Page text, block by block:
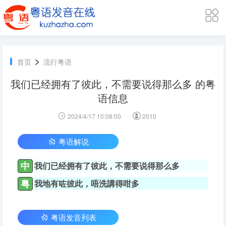
首页 > 流行粤语
我们已经拥有了彼此，不需要说得那么多 的粤
语信息
2024/4/17 10:08:00 2010
粤语解说
中 我们已经拥有了彼此，不需要说得那么多
粤 我地有咗彼此，唔洗講得咁多
粤语发音列表